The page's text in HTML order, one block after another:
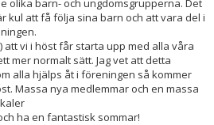
kul att få följa sina barn och att vara del i
att vi i höst får starta upp med alla våra
mer normalt sätt. Jag vet att detta
alla hjälps åt i föreningen så kommer
Massa nya medlemmar och en massa
ha en fantastisk sommar!